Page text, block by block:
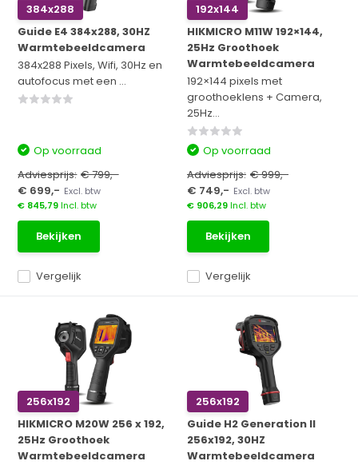
384x288
Guide E4 384x288, 30HZ
Warmtebeeldcamera
384x288 Pixels, Wifi, 30Hz en
autofocus met een ...
Vergelijk
Op voorraad
Adviesprijs: € 799,-
€ 699,- Excl. btw
€ 845,79Incl. btw
Bekijken
192x144
HIKMICRO M11W 192×144,
25Hz Groothoek
Warmtebeeldcamera
192×144 pixels met
groothoeklens + Camera,
25Hz...
Vergelijk
Op voorraad
Adviesprijs: € 999,-
€ 749,- Excl. btw
€ 906,29Incl. btw
Bekijken
256x192
HIKMICRO M20W 256 x 192,
25Hz Groothoek
Warmtebeeldcamera
256x192
Guide H2 Generation II
256x192, 30HZ
Warmtebeeldcamera